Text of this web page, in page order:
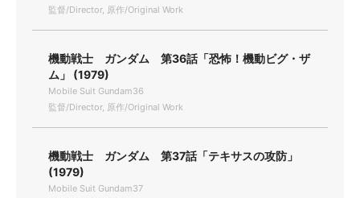
監督/Director, 原作/Original Work
機動戦士 ガンダム 第36話「恐怖！機動ビグ・ザ
ム」 (1979)
Mobile Suit Gundam36
監督/Director, 原作/Original Work
機動戦士 ガンダム 第37話「テキサスの攻防」
(1979)
Mobile Suit Gundam37